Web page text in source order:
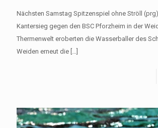
Nächsten Samstag Spitzenspiel ohne Ströll
Kantersieg gegen den BSC Pforzheim in der
Thermenwelt eroberten die Wasserballer des
Weiden erneut die […]